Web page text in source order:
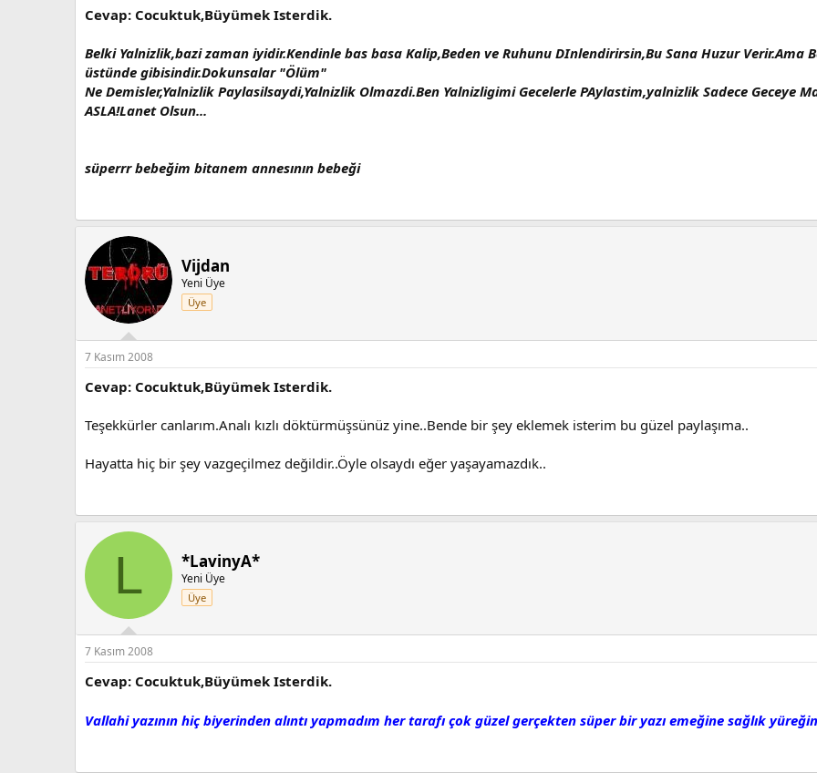
Cevap: Cocuktuk,Büyümek Isterdik.
Belki Yalnizlik,bazi zaman iyidir.Kendinle bas basa Kalip,Beden ve Ruhunu DInlendirirsin,Bu Sana Huzur
üstünde gibisindir.Dokunsalar "Ölüm"
Ne Demisler,Yalnizlik Paylasilsaydi,Yalnizlik Olmazdi.Ben Yalnizligimi Gecelerle PAylastim,yalnizlik Sadece Geceye
ASLA!Lanet Olsun...
süperrr bebeğim bitanem annesının bebeği
Vijdan
Yeni Üye
Üye
7 Kasım 2008
Cevap: Cocuktuk,Büyümek Isterdik.
Teşekkürler canlarım.Analı kızlı döktürmüşsünüz yine..Bende bir şey eklemek isterim bu güzel paylaşıma..
Hayatta hiç bir şey vazgeçilmez değildir..Öyle olsaydı eğer yaşayamazdık..
L *LavinyA*
Yeni Üye
Üye
7 Kasım 2008
Cevap: Cocuktuk,Büyümek Isterdik.
Vallahi yazının hiç biyerinden alıntı yapmadım her tarafı çok güzel gerçekten süper bir yazı emeğine sağlık